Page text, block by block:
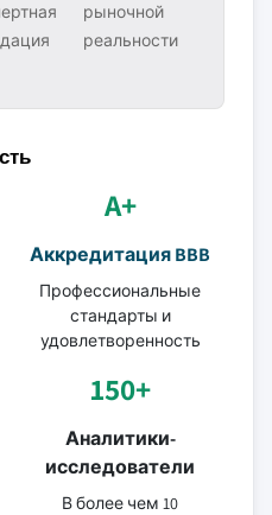
рыночной
реальности
A+
Аккредитация BBB
Профессиональные
стандарты и
удовлетворенность
150+
Аналитики-
исследователи
В более чем 10